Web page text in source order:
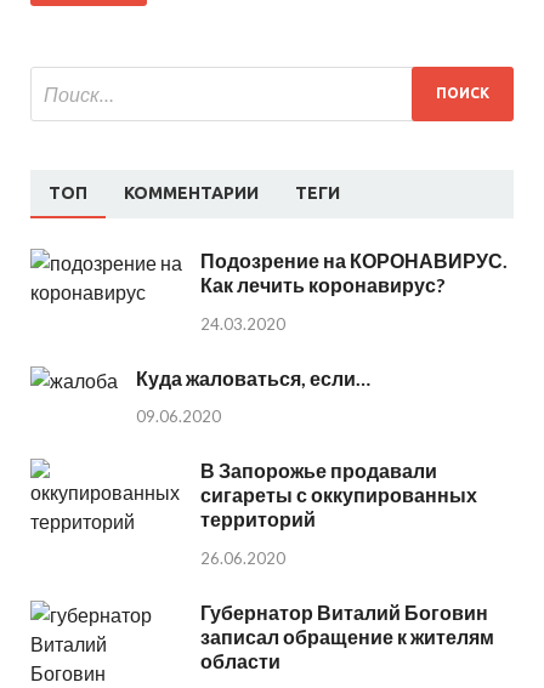
ТОП КОММЕНТАРИИ ТЕГИ
Подозрение на КОРОНАВИРУС.
Как лечить коронавирус?
24.03.2020
Куда жаловаться, если…
09.06.2020
В Запорожье продавали
сигареты с оккупированных
территорий
26.06.2020
Губернатор Виталий Боговин
записал обращение к жителям
области